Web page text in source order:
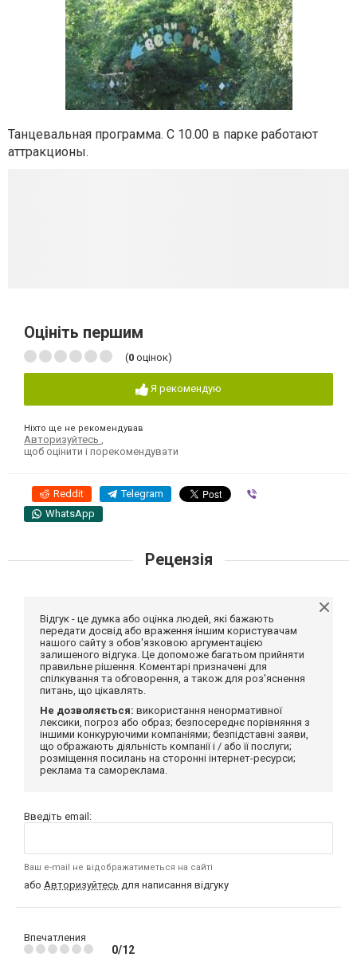
Танцевальная программа. С 10.00 в парке работают
аттракционы.
Оцініть першим
(0 оцінок)
Я рекомендую
Ніхто ще не рекомендував
Авторизуйтесь
щоб оцінити і порекомендувати
Reddit Telegram
WhatsApp
Рецензія
Відгук - це думка або оцінка людей, які бажають
передати досвід або враження іншим користувачам
нашого сайту з обов'язковою аргументацією
залишеного відгука. Це допоможе багатьом прийняти
правильне рішення. Коментарі призначені для
спілкування та обговорення, а також для роз'яснення
питань, що цікавлять.
Не дозволяється: використання ненормативної
лексики, погроз або образ; безпосереднє порівняння з
іншими конкуруючими компаніями; безпідставні заяви,
що ображають діяльність компанії і / або її послуги;
розміщення посилань на сторонні інтернет-ресурси;
реклама та самореклама.
Введіть email:
Ваш e-mail не відображатиметься на сайті
або Авторизуйтесь для написання відгуку
Впечатления
0/12